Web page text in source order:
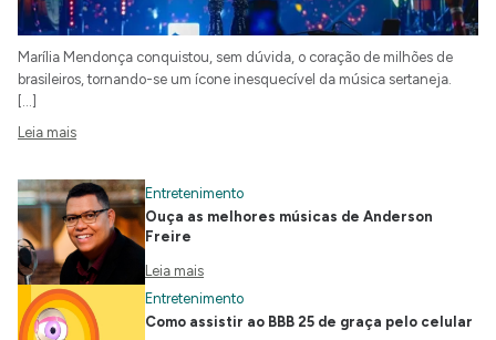
Marília Mendonça conquistou, sem dúvida, o coração de milhões de
brasileiros, tornando-se um ícone inesquecível da música sertaneja.
[…]
Leia mais
Entretenimento
Ouça as melhores músicas de Anderson
Freire
Leia mais
Entretenimento
Como assistir ao BBB 25 de graça pelo celular